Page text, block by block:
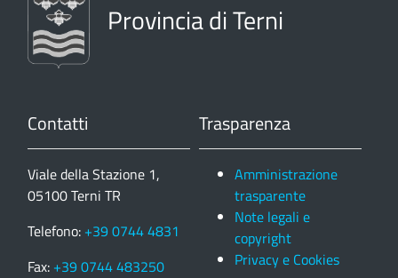
Provincia di Terni
Contatti
Viale della Stazione 1,
05100 Terni TR
Telefono: +39 0744 4831
Fax: +39 0744 483250
Trasparenza
Amministrazione
trasparente
Note legali e
copyright
Privacy e Cookies